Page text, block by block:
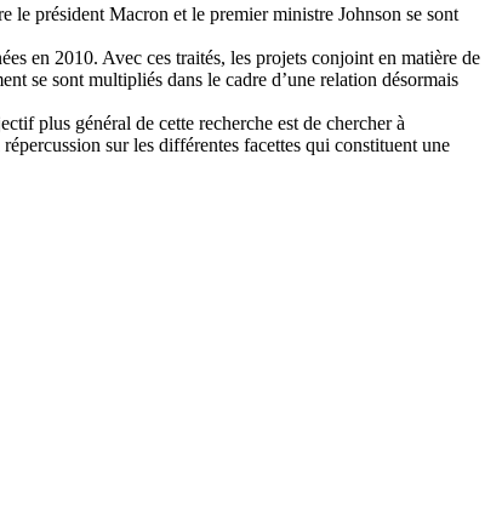
le président Macron et le premier ministre Johnson se sont
en 2010. Avec ces traités, les projets conjoint en matière de
se sont multipliés dans le cadre d’une relation désormais
plus général de cette recherche est de chercher à
sur les différentes facettes qui constituent une